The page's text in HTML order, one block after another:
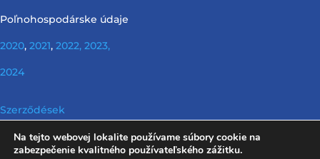
Poľnohospodárske údaje
2020, 2021, 2022, 2023,
2024
Szerződések
Nerelevantné informácie podľa požiadaviek Info tv.
Na tejto webovej lokalite používame súbory cookie na
zabezpečenie kvalitného používateľského zážitku.